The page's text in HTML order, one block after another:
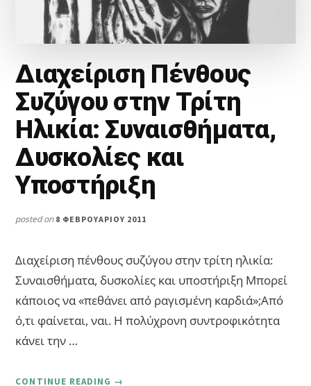
Διαχείριση Πένθους
Συζύγου στην Τρίτη
Ηλικία: Συναισθήματα,
Δυσκολίες και
Υποστήριξη
posted on 8 ΦΕΒΡΟΥΑΡΊΟΥ 2011
Διαχείριση πένθους συζύγου στην τρίτη ηλικία:
Συναισθήματα, δυσκολίες και υποστήριξη Μπορεί
κάποιος να «πεθάνει από ραγισμένη καρδιά»;Από
ό,τι φαίνεται, ναι. Η πολύχρονη συντροφικότητα
κάνει την …
CONTINUE READING →